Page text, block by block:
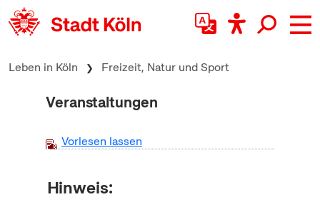
zum Inhalt springen
Leben in Köln Freizeit, Natur und Sport
Veranstaltungen
Vorlesen lassen
Hinweis: